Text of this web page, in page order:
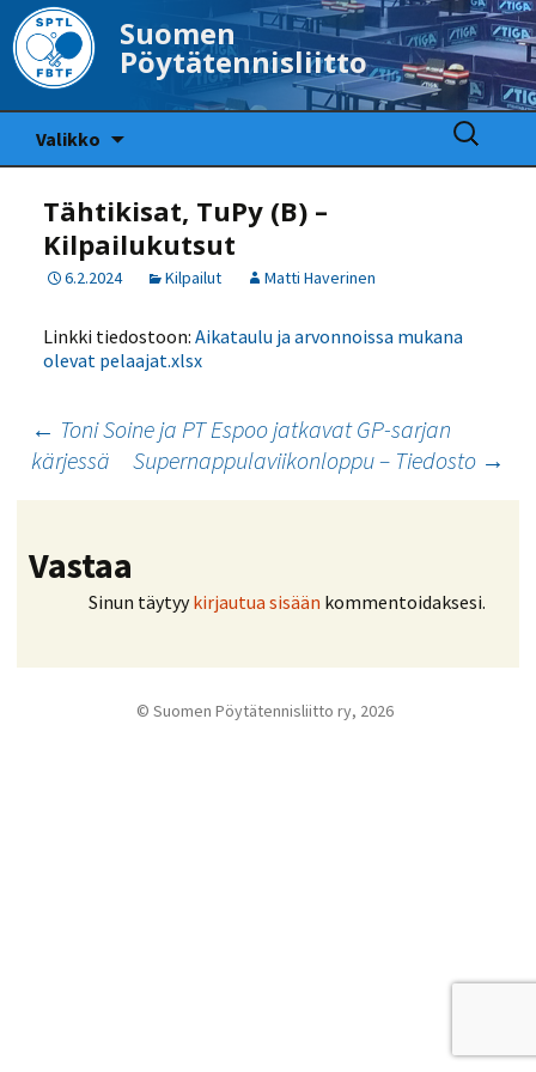
Suomen
Pöytätennisliitto
Valikko
Haku:
Tähtikisat, TuPy (B) –
Kilpailukutsut
6.2.2024 Kilpailut Matti Haverinen
Linkki tiedostoon:Aikataulu ja arvonnoissa mukana
olevat pelaajat.xlsx
Artikkelien
selaus
← Toni Soine ja PT Espoo jatkavat GP-sarjan
kärjessä
Supernappulaviikonloppu – Tiedosto →
Vastaa
Sinun täytyykirjautua sisään kommentoidaksesi.
© Suomen Pöytätennisliitto ry, 2026